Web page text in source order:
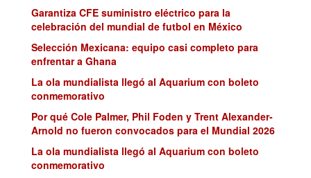
Garantiza CFE suministro eléctrico para la
celebración del mundial de futbol en México
Selección Mexicana: equipo casi completo para
enfrentar a Ghana
La ola mundialista llegó al Aquarium con boleto
conmemorativo
Por qué Cole Palmer, Phil Foden y Trent Alexander-
Arnold no fueron convocados para el Mundial 2026
La ola mundialista llegó al Aquarium con boleto
conmemorativo